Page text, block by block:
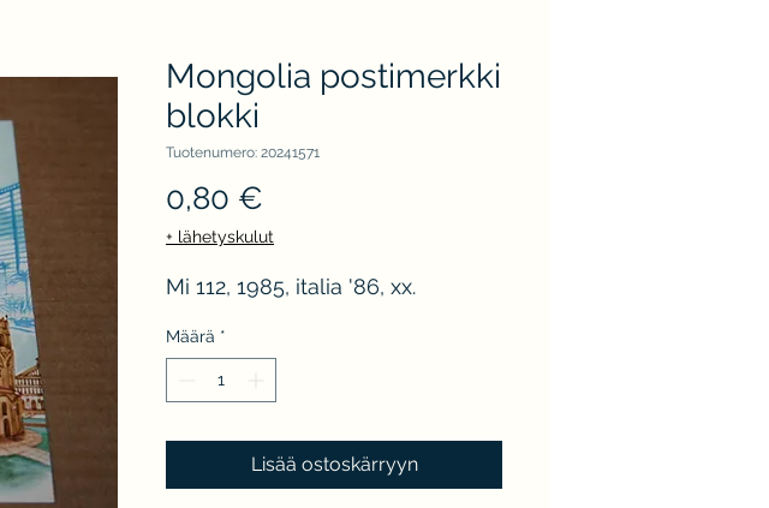
Mongolia postimerkki
blokki
Tuotenumero: 20241571
0,80 €
+ lähetyskulut
Mi 112, 1985, italia '86, xx.
Määrä *
Lisää ostoskärryyn